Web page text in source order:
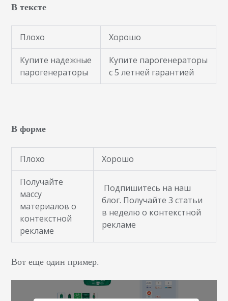
В тексте
Плохо Хорошо
Купите надежные
парогенераторы
Купите парогенераторы
с 5 летней гарантией
В форме
Плохо Хорошо
Получайте
массу
материалов о
контекстной
рекламе
Подпишитесь на наш
блог. Получайте 3 статьи
в неделю о контекстной
рекламе
Вот еще один пример.